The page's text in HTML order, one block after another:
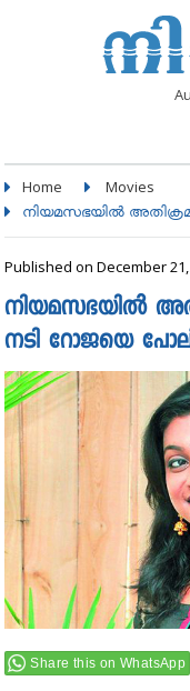
Home Movies
നിയമസഭയില്‍
Published on December 21,
നിയമസഭയില്‍
നടി റോജയെ
Share this on WhatsApp